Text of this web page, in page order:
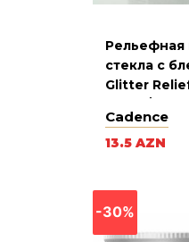
Рельефная
стекла с
Glitter
Cadence
13.5 AZN
-30%